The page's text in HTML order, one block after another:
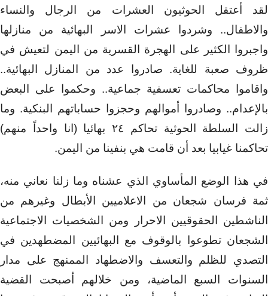
لقد أعتقل الحوثيون العشرات من الرجال والنساء
والاطفال.. وشردوا عشرات الاسر البهائية من منازلها
واجبروا الكثير على الهجرة القسرية من اليمن لتعيش في
ظروف صعبة للغاية. صادروا عدد من المنازل البهائية..
واقاموا محاكمات تعسفية جماعية.. وحكموا على البعض
بالإعدام.. وصادروا أموالهم وحجزوا حساباتهم البنكية. وما
زالت السلطة الحوثية تحاكم ٢٤ بهائيا (انا واحداً منهم)
تحاكمنا غيابيا بعد أن قامت هي بنفينا من اليمن.
في هذا الوضع المأساوي الذي عشناه وما زلنا نعاني منه،
ثمة فرسان شجعان من الاعلاميين الأبطال وغيرهم من
الناشطين الحقوقيين الاحرار ومن الشخصيات الاجتماعية
الشجعان تطوعوا بالوقوف مع البهائيين المضطهدين في
التصدي للظلم والتعسف والاضطهاد الممنهج على مدار
السنوات السبع الماضية، ومن خلالهم أصبحت القضية